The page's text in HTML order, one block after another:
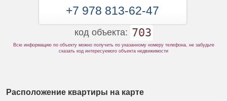
+7 978 813-62-47
код объекта: 703
Всю информацию по объекту можно получить по указанному номеру телефона, не забудьте
сказать код интересуемого объекта недвижимости
Расположение квартиры на карте